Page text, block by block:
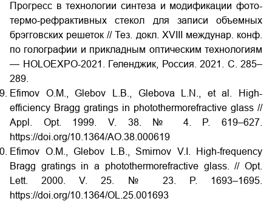
Прогресс в технологии синтеза и модификации фото-
термо-рефрактивных стекол для записи объемных
брэгговских решеток // Тез. докл. XVIII
междунар. конф.
по голографии и прикладным оптическим технологиям
— HOLOEXPO-2021. Геленджик, Россия. 2021. С. 285‒
289.
Efimov O.M., Glebov L.B., Glebova L.N., et al. High-
efficiency Bragg gratings in photothermorefractive glass //
Appl. Opt. 1999. V. 38. № 4. P. 619–627.
https://doi.org/10.1364/AO.38.000619
Efimov O.M., Glebov L.B., Smirnov V.I. High-frequency
Bragg gratings in a photothermorefractive glass. // Opt.
Lett. 2000. V. 25. № 23. P. 1693–1695.
https://doi.org/10.1364/OL.25.001693